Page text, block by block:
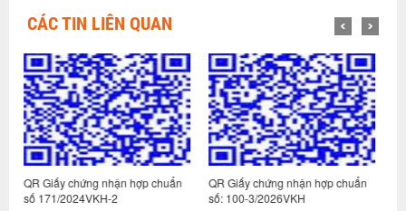
CÁC TIN LIÊN QUAN
chuẩn
QR Giấy chứng nhận hợp chuẩn
số: 100-3/2026VKH
QR Giấy chứng nhận hợp
số: 100-2/2026VKH